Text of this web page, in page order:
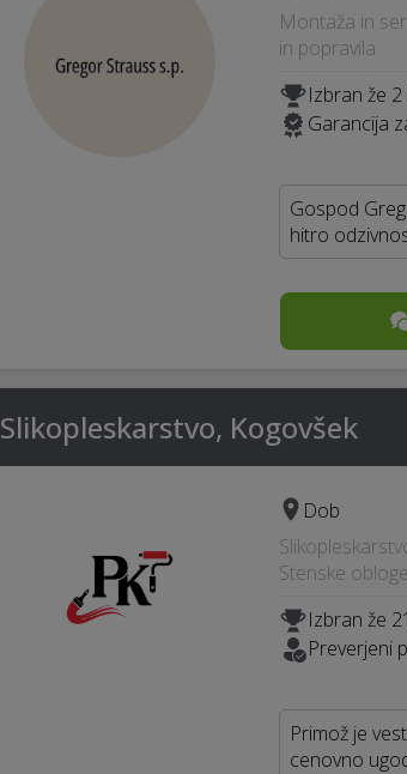
Montaža in
in popravila
Izbran že
Garancija
Gospod
hitro
Slikopleskarstvo, Kogovšek
Dob
Stenske obloge
Izbran že
Preverjeni
Primož je
cenovno